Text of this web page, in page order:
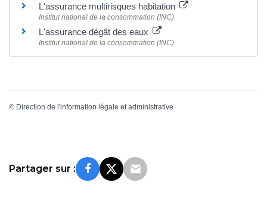
L'assurance multirisques habitation
Institut national de la consommation (INC)
L'assurance dégât des eaux
Institut national de la consommation (INC)
© Direction de l'information légale et administrative
Partager sur :